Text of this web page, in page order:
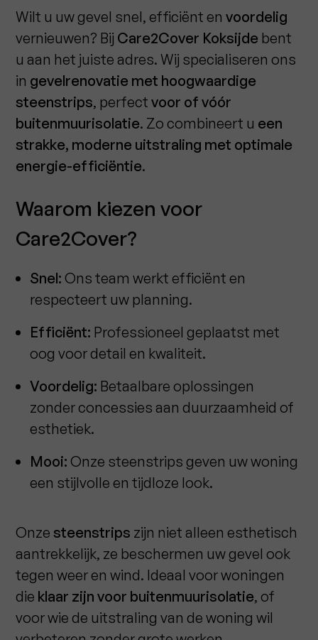
Wilt u uw gevel snel, efficiënt envoordelig
vernieuwen? Bij Care2Cover Koksijde bent
u aan het juiste adres. Wij specialiseren ons
in gevelrenovatie met hoogwaardige
steenstrips, perfectvoor of vóór
buitenmuurisolatie. Zo combineert u een
strakke, moderne uitstraling met optimale
energie-efficiëntie.
Waarom kiezen voor
Care2Cover?
Snel: Ons team werkt efficiënt en
respecteert uw planning.
Efficiënt: Professioneel geplaatst met
oog voor detail en kwaliteit.
Voordelig: Betaalbare oplossingen
zonder concessies aan duurzaamheid of
esthetiek.
Mooi: Onze steenstrips geven uw woning
een stijlvolle en tijdloze look.
Onzesteenstrips zijn niet alleen esthetisch
aantrekkelijk, ze beschermen uw gevel ook
tegen weer en wind. Ideaal voor woningen
die klaar zijn voor buitenmuurisolatie, of
voor wie de uitstraling van de woning wil